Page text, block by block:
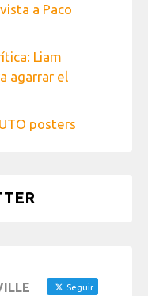
a Paco
Liam
agarrar el
posters
Seguir